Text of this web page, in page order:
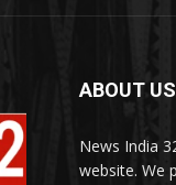
ABOUT US
News India
website. We